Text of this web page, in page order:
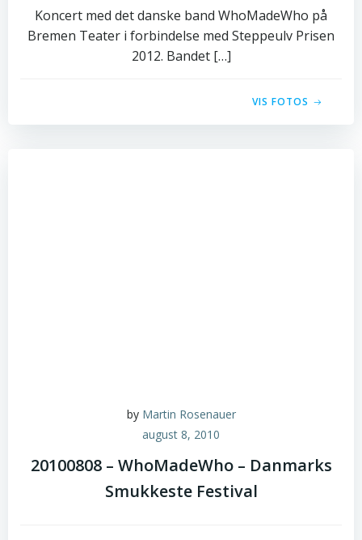
Koncert med det danske band WhoMadeWho på
Bremen Teater i forbindelse med Steppeulv Prisen
2012. Bandet […]
VIS FOTOS
by Martin Rosenauer
august 8, 2010
20100808 – WhoMadeWho – Danmarks
Smukkeste Festival